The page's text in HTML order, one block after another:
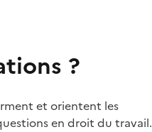
?
et orientent les
en droit du travail.